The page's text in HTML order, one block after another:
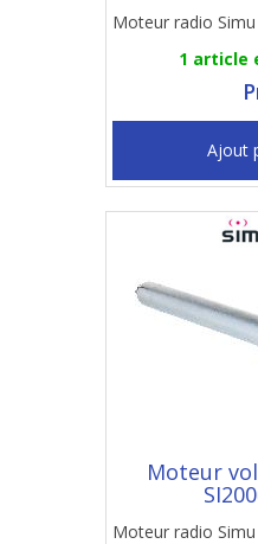
Moteur radio
1 article
Ajout
Moteur
Moteur radio